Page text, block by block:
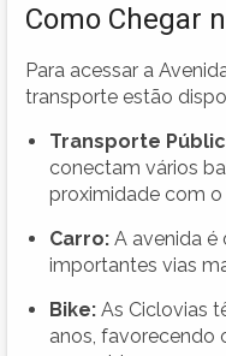
Como Chegar
Para acessar a
transporte estão
Transporte
conectam vários
proximidade com o
Carro: A avenida é
importantes vias
Bike: As Ciclovias
anos, favorecendo